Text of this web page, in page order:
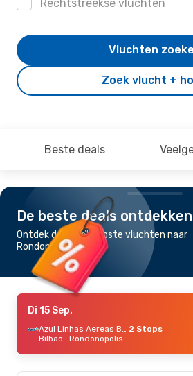
Rechtstreekse vluchten
Zoek vlucht +
Vluchten
Beste deals
De beste deals ontdekken
Ontdek de goedkoopste vluchten naar
Rondonopolis
Di 15 Sep.
Azul Linhas Aereas Brasileiras 2 Stops
Bilbao- Rondonopolis